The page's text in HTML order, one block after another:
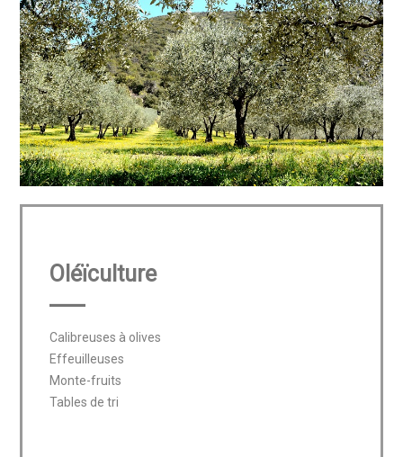
Oléïculture
Calibreuses à olives
Effeuilleuses
Monte-fruits
Tables de tri